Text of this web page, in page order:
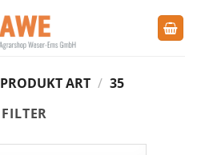
PRODUKT ART / 35
FILTER